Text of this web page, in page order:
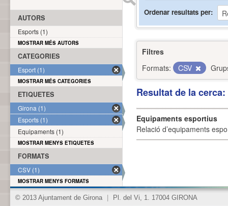
Ordenar resultats per
Filtres
Formats:
CSV
Resultat de la
Equipaments esportius
Relació d’equipaments
AUTORS
Esports (1)
MOSTRAR MÉS AUTORS
CATEGORIES
Esport (1)
MOSTRAR MÉS CATEGORIES
ETIQUETES
Girona (1)
Esports (1)
Equipaments (1)
MOSTRAR MENYS ETIQUETES
FORMATS
CSV (1)
MOSTRAR MENYS FORMATS
© 2013 Ajuntament de Girona Pl. del Vi, 1. 17004 GIRONA